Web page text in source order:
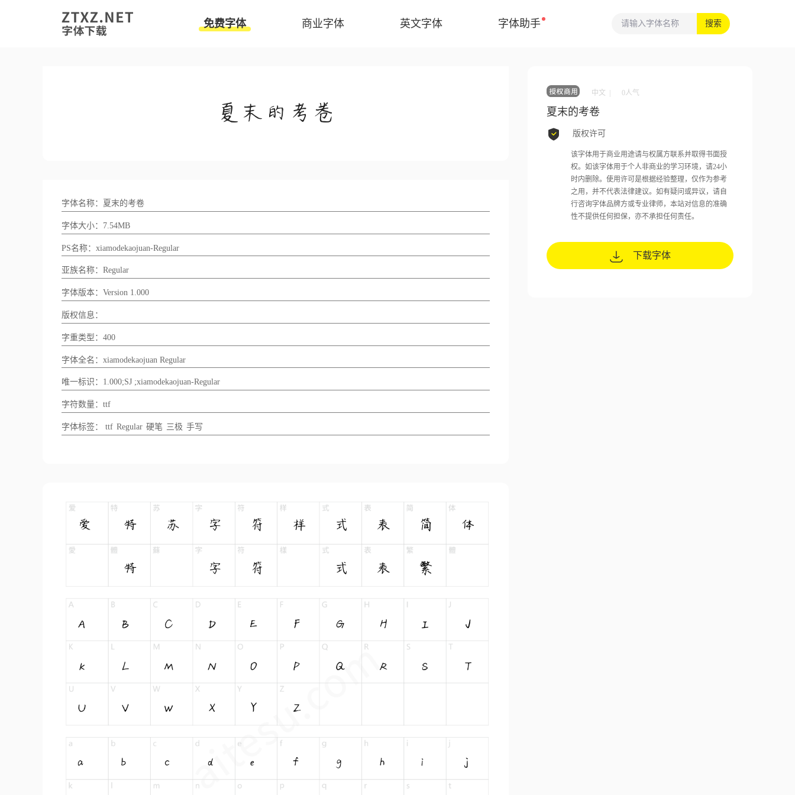
免费字体 商业字体 英文字体 字体助手 搜索
字体名称：夏末的考卷
字体大小：7.54MB
PS名称：xiamodekaojuan-Regular
亚族名称：Regular
字体版本：Version 1.000
版权信息：
字重类型：400
字体全名：xiamodekaojuan Regular
唯一标识：1.000;SJ ;xiamodekaojuan-Regular
字符数量：ttf
字体标签： ttf Regular 硬笔 三极 手写
中文 | 0人气
夏末的考卷
版权许可
该字体用于商业用途请与权属方联系并取得书面授
权。如该字体用于个人非商业的学习环境，请24小
时内删除。使用许可是根据经验整理，仅作为参考
之用，并不代表法律建议。如有疑问或异议，请自
行咨询字体品牌方或专业律师，本站对信息的准确
性不提供任何担保，亦不承担任何责任。
下载字体